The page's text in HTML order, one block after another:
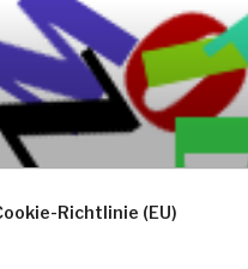
Richtlinie (EU)